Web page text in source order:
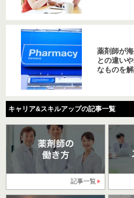
薬剤師が
との違い
なものを
キャリア&スキルアップの記事一覧
記事一覧